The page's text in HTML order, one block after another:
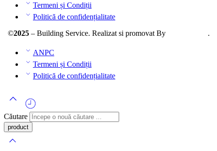
Termeni și Condiții
Politică de confidențialitate
©2025– Building Service. Realizat si promovat By .
ANPC
Termeni și Condiții
Politică de confidențialitate
Căutare